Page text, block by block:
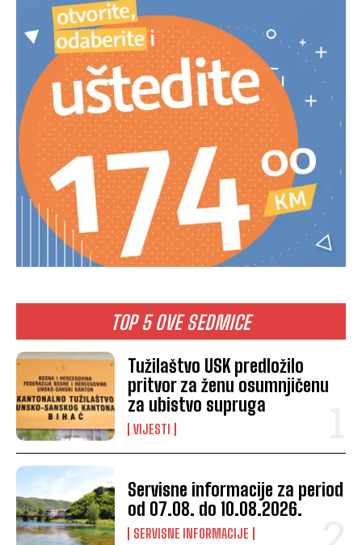
TOP 5 OVE SEDMICE
Tužilaštvo USK predložilo
pritvor za ženu osumnjičenu
za ubistvo supruga
VIJESTI
Servisne informacije za period
od 07.08. do 10.08.2026.
SERVISNE INFORMACIJE